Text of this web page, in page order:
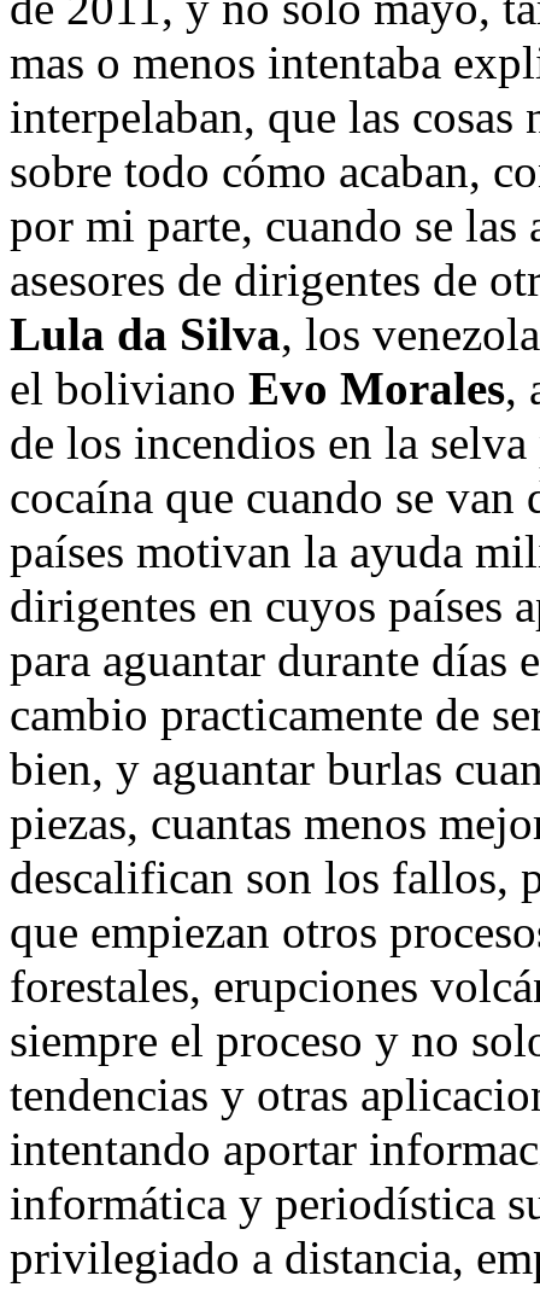
mas o menos intentaba
interpelaban, que las
sobre todo cómo acaban,
por mi parte, cuando se
asesores de dirigentes de
Lula da Silva, los
el boliviano Evo Morales,
de los incendios en la
cocaína que cuando se
países motivan la ayuda
dirigentes en cuyos países
para aguantar durante días
cambio practicamente de
bien, y aguantar burlas
piezas, cuantas menos
descalifican son los fallos,
que empiezan otros
forestales, erupciones
siempre el proceso y no
tendencias y otras
intentando aportar
informática y periodística
privilegiado a distancia,